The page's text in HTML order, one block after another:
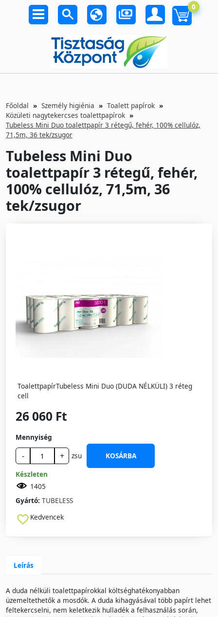
0
Főoldal Személy higiénia
Toalett papírok
Közületi nagytekercses toalettpapírok
Tubeless Mini Duo toalettpapír 3 rétegű, fehér, 100% cellulóz,
71,5m, 36 tek/zsugor
Tubeless Mini Duo
toalettpapír 3 rétegű, fehér,
100% cellulóz, 71,5m, 36
tek/zsugor
ToalettpapírTubeless Mini Duo (DUDA NÉLKÜLI) 3 réteg
cell
26 060 Ft
Mennyiség
- + zsu
KOSÁRBA
Készleten
1405
Gyártó: TUBELESS
Kedvencek
Leírás
A duda nélküli toalettpapírokkal költséghatékonyabban
üzemeltethetők a mosdók. A duda kihagyásával több papírt lehet
feltekercselni, nem keletkezik hulladék a felhasználás során,